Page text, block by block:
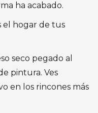
ha acabado.
el hogar de tus
seco pegado al
pintura. Ves
en los rincones más